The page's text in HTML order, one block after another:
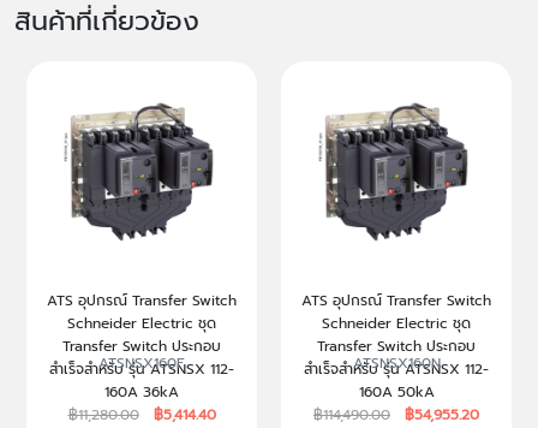
สินค้าที่เกี่ยวข้อง
ATS อุปกรณ์ Transfer Switch
Schneider Electric ชุด
Transfer Switch ประกอบ
สำเร็จสำหรับ รุ่น ATSNSX 112-
160A 36kA
ATSNSX160F
฿11,280.00 ฿5,414.40
ATS อุปกรณ์ Transfer Switch
Schneider Electric ชุด
Transfer Switch ประกอบ
สำเร็จสำหรับ รุ่น ATSNSX 112-
160A 50kA
ATSNSX160N
฿114,490.00 ฿54,955.20